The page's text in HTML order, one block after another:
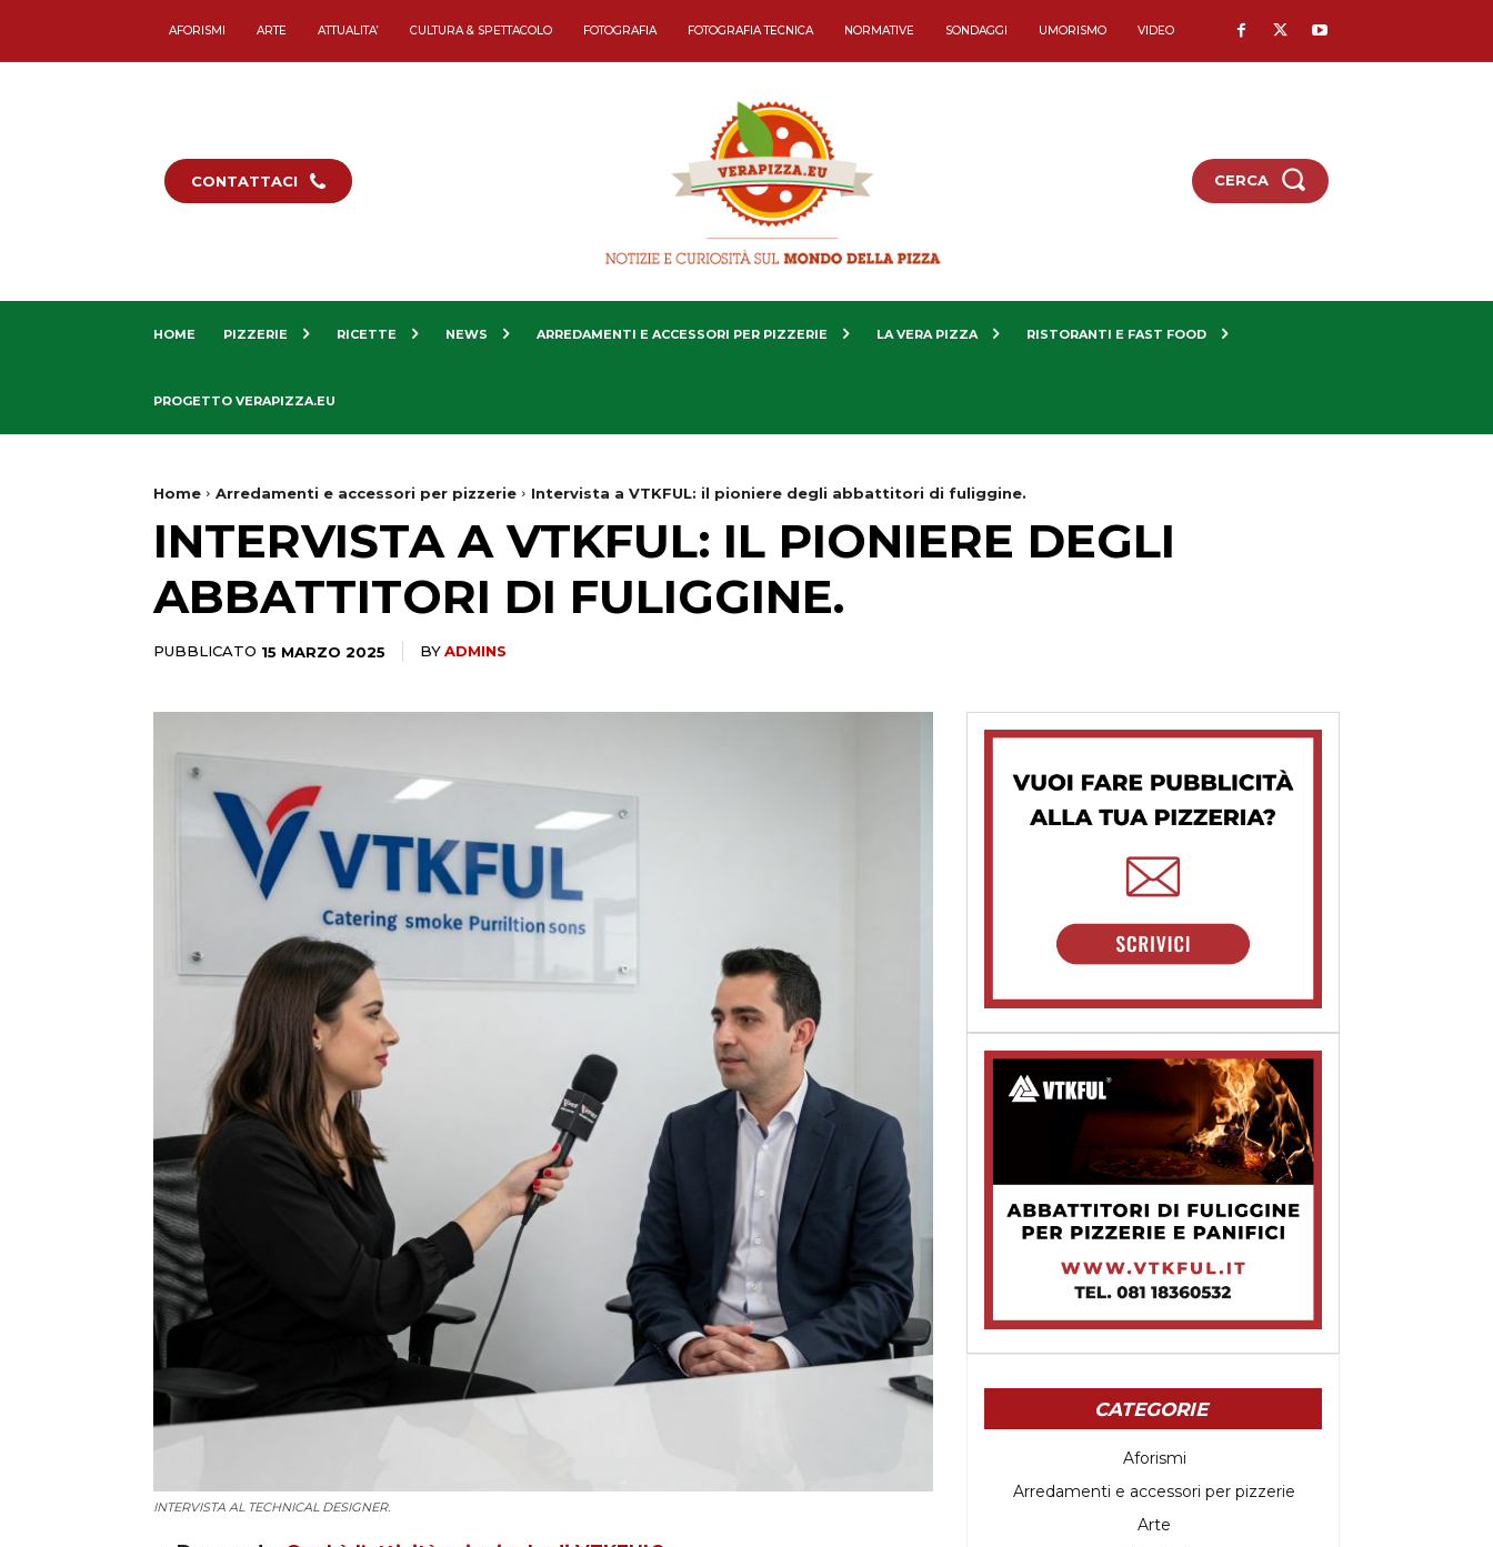
AFORISMI ARTE ATTUALITA’ CULTURA & SPETTACOLO FOTOGRAFIA FOTOGRAFIA TECNICA NORMATIVE SONDAGGI UMORISMO VIDEO
CONTATTACI CERCA
HOME PIZZERIE RICETTE NEWS ARREDAMENTI E ACCESSORI PER PIZZERIE LA VERA PIZZA RISTORANTI E FAST FOOD
PROGETTO VERAPIZZA.EU
Home Arredamenti e accessori per pizzerie Intervista a VTKFUL: il pioniere degli abbattitori di fuliggine.
INTERVISTA A VTKFUL: IL PIONIERE DEGLI
ABBATTITORI DI FULIGGINE.
PUBBLICATO 15 MARZO 2025 BYADMINS
INTERVISTA AL TECHNICAL DESIGNER.
CATEGORIE
Aforismi
Arredamenti e accessori per pizzerie
Arte